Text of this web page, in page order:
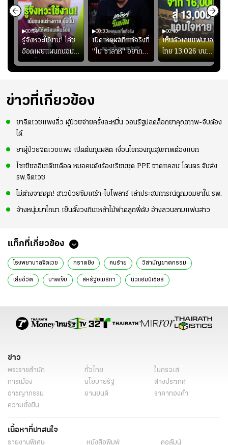
00:54
รู้จังหวะใช้งาน! โค้ช
อ๊อตเผยแผนถนอม
“บุ๋มบิ๋ม” เพื่อรักษา
ร่างกายให้พร้อมที่สุด
00:33
เปิดเหตุผลที่แท้จริงที่
"โม ซาลาห์" อยาก
ย้ายซบ "แทร็บซอนส
ปอร์"
00:40
เห็นตัวเลขแฟนบอล
ไทย 13,026 บน
สกอร์บอร์ดแล้วแอบ
ใจหาย น้อยกว่านัดที่
ข่าวที่เกี่ยวข้อง
ยาจิตเวชแพงลิ่ว ผู้ป่วยจ่ายครั้งละหมื่น วอนรัฐปลดล็อกยาคุณภาพ-จับต้อง
ได้
ยาผู้ป่วยจิตเวชแพง เปิดต้นทุนผลิต เงื่อนไขกองทุนสุขภาพต้องแบก
โซเชียลอินเดียเดือด หมอคนดังร้องเรียนชุด PPE ขาดแคลน โดนตร.จับส่ง
รพ.จิตเวช
ไม่ต่างจากคุก! สาวป่วยซึมเศร้า-ไบโพลาร์ เล่าประสบการณ์ถูกมอมยาใน รพ.
จ้างหนุ่มมาไถนา เย็นตั้งวงกินเหล้าไม้ฟาดลูกพี่ดับ อ้างลวนลามแฟนสาว
แท็กที่เกี่ยวข้อง
โรงพยาบาลจิตเวช กราดยิง คนร้าย วิสามัญฆาตกรรม
เสียชีวิต บาดเจ็บ สหรัฐอเมริกา นิวแฮมป์เชียร์
ข่าว
พระราชสำนัก ทั่วไทย
ในกระแส
การเมือง
นโยบายรัฐ
ต่างประเทศ
อาชญากรรม
ยานยนต์
ราคาทองคำ
ความยั่งยืน
เนื้อหาที่น่าสนใจ
รายงานพิเศษ หนังสือพิมพ์
คอลัมน์